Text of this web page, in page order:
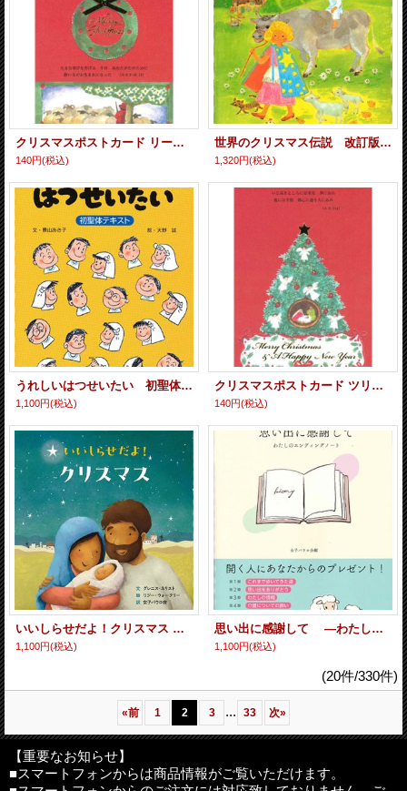
クリスマスポストカード リース 2枚組 ※返品不可商品
140円(税込)
世界のクリスマス伝説 改訂版 ※お取り寄せ品
1,320円(税込)
うれしいはつせいたい 初聖体テキスト 改訂版 ※お取り寄せ品
1,100円(税込)
クリスマスポストカード ツリー 2枚組 ※返品不可商品
140円(税込)
いいしらせだよ！クリスマス ※お取り寄せ品
1,100円(税込)
思い出に感謝して ―わたしのエンディングノート― ※お取り寄せ品
1,100円(税込)
(20件/330件)
«前 1 2 3 ... 33 次»
【重要なお知らせ】
■スマートフォンからは商品情報がご覧いただけます。